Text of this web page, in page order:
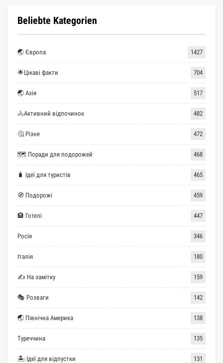
Beliebte Kategorien
🌏 Європа 1427
🌟Цікаві факти 704
🌏 Азія 517
🚴Активний відпочинок 482
🤔 Різне 472
🗺 Поради для подорожей 468
🧳 Ідеї для туристів 465
🧭 Подорожі 459
🏨 Готелі 447
Росія 346
Італія 180
✍ На замітку 159
🎭 Розваги 142
🌏 Північна Америка 138
Туреччина 135
🏝 Ідеї для відпустки 131